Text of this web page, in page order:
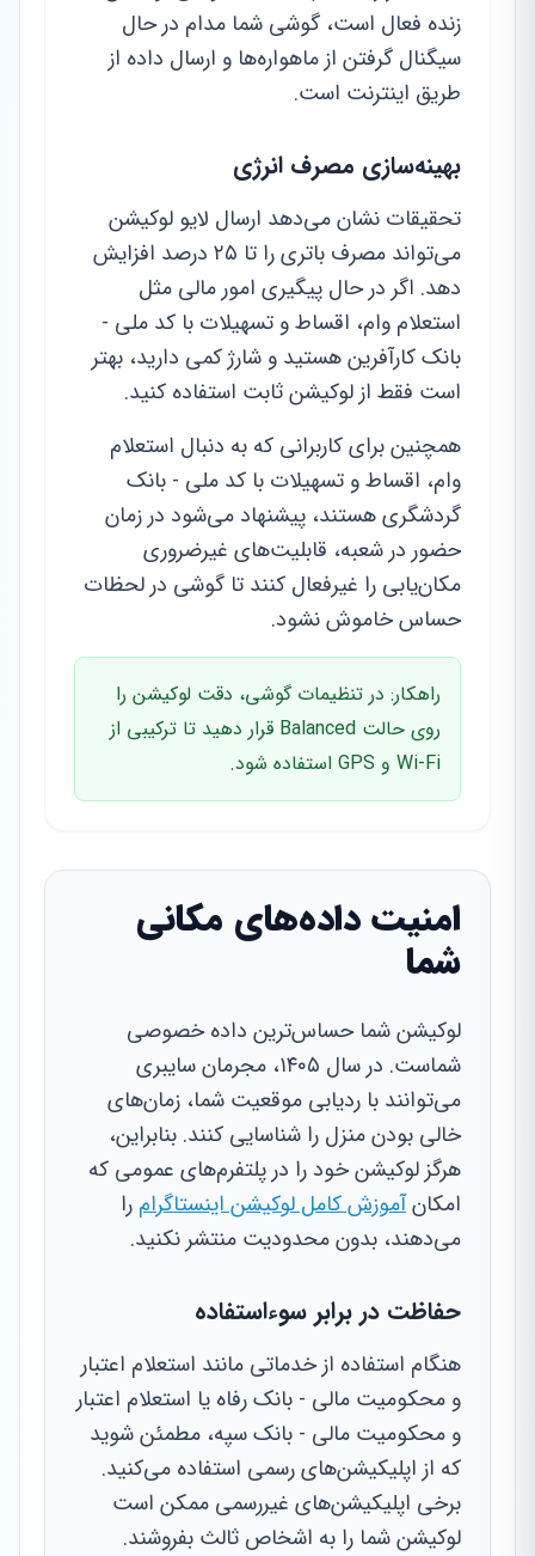
زنده فعال است، گوشی شما مدام در حال
سیگنال گرفتن از ماهواره‌ها و ارسال داده از
طریق اینترنت است.
بهینه‌سازی مصرف انرژی
تحقیقات نشان می‌دهد ارسال لایو لوکیشن
می‌تواند مصرف باتری را تا ۲۵ درصد افزایش
دهد. اگر در حال پیگیری امور مالی مثل
استعلام وام، اقساط و تسهیلات با کد ملی -
بانک کارآفرین هستید و شارژ کمی دارید، بهتر
است فقط از لوکیشن ثابت استفاده کنید.
همچنین برای کاربرانی که به دنبال استعلام
وام، اقساط و تسهیلات با کد ملی - بانک
گردشگری هستند، پیشنهاد می‌شود در زمان
حضور در شعبه، قابلیت‌های غیرضروری
مکان‌یابی را غیرفعال کنند تا گوشی در لحظات
حساس خاموش نشود.
راهکار: در تنظیمات گوشی، دقت لوکیشن را
روی حالت Balanced قرار دهید تا ترکیبی از
Wi-Fi و GPS استفاده شود.
امنیت داده‌های مکانی
شما
لوکیشن شما حساس‌ترین داده خصوصی
شماست. در سال ۱۴۰۵، مجرمان سایبری
می‌توانند با ردیابی موقعیت شما، زمان‌های
خالی بودن منزل را شناسایی کنند. بنابراین،
هرگز لوکیشن خود را در پلتفرم‌های عمومی که
امکانآموزش کامل لوکیشن اینستاگرام را
می‌دهند، بدون محدودیت منتشر نکنید.
حفاظت در برابر سوءاستفاده
هنگام استفاده از خدماتی مانند استعلام اعتبار
و محکومیت مالی - بانک رفاه یا استعلام اعتبار
و محکومیت مالی - بانک سپه، مطمئن شوید
که از اپلیکیشن‌های رسمی استفاده می‌کنید.
برخی اپلیکیشن‌های غیررسمی ممکن است
لوکیشن شما را به اشخاص ثالث بفروشند.